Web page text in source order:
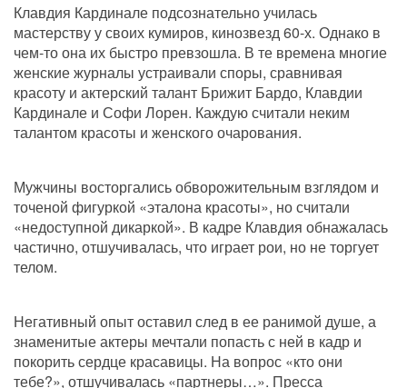
Клавдия Кардинале подсознательно училась
мастерству у своих кумиров, кинозвезд 60-х. Однако в
чем-то она их быстро превзошла. В те времена многие
женские журналы устраивали споры, сравнивая
красоту и актерский талант Брижит Бардо, Клавдии
Кардинале и Софи Лорен. Каждую считали неким
талантом красоты и женского очарования.
Мужчины восторгались обворожительным взглядом и
точеной фигуркой «эталона красоты», но считали
«недоступной дикаркой». В кадре Клавдия обнажалась
частично, отшучивалась, что играет рои, но не торгует
телом.
Негативный опыт оставил след в ее ранимой душе, а
знаменитые актеры мечтали попасть с ней в кадр и
покорить сердце красавицы. На вопрос «кто они
тебе?», отшучивалась «партнеры…». Пресса